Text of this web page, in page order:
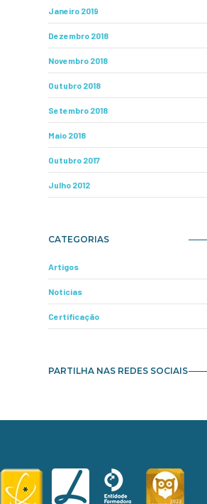
Janeiro 2019
Dezembro 2018
Novembro 2018
Outubro 2018
Setembro 2018
Maio 2018
Outubro 2017
Julho 2012
CATEGORIAS
Artigos
Notícias
Certificação
PARTILHA NAS REDES SOCIAIS